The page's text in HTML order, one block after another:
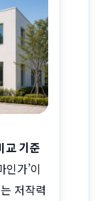
교 기준
가’이
저작력